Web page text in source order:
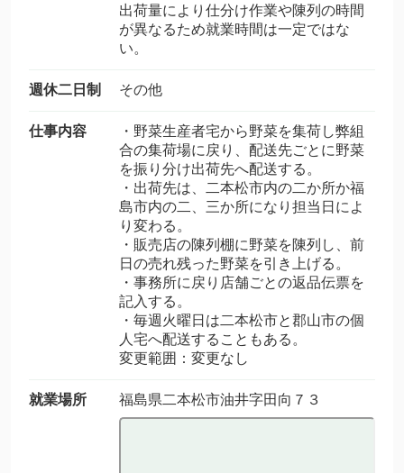
出荷量により仕分け作業や陳列の時間
が異なるため就業時間は一定ではな
い。
週休二日制 その他
仕事内容
・野菜生産者宅から野菜を集荷し弊組
合の集荷場に戻り、配送先ごとに野菜
を振り分け出荷先へ配送する。
・出荷先は、二本松市内の二か所か福
島市内の二、三か所になり担当日によ
り変わる。
・販売店の陳列棚に野菜を陳列し、前
日の売れ残った野菜を引き上げる。
・事務所に戻り店舗ごとの返品伝票を
記入する。
・毎週火曜日は二本松市と郡山市の個
人宅へ配送することもある。
変更範囲：変更なし
就業場所 福島県二本松市油井字田向７３